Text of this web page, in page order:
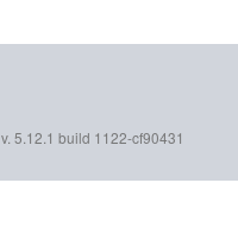
v. 5.12.1 build 1122-cf90431